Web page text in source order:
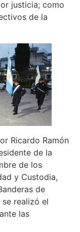
justicia; como
de la
Ricardo Ramón
de la
de los
y Custodia,
de
realizó el
las